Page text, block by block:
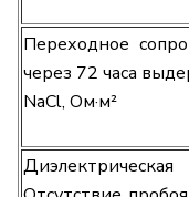
Переходное
через 72 часа
NaCl, Ом·м²